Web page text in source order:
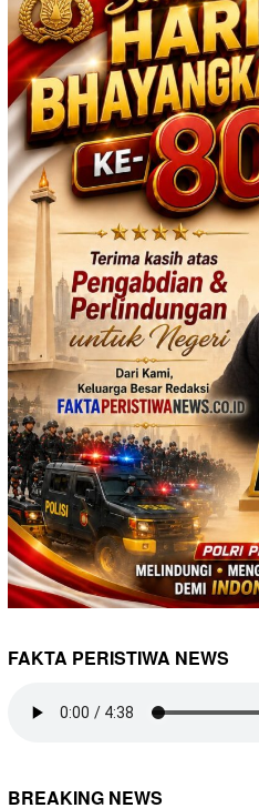
FAKTA PERISTIWA NEWS
BREAKING NEWS